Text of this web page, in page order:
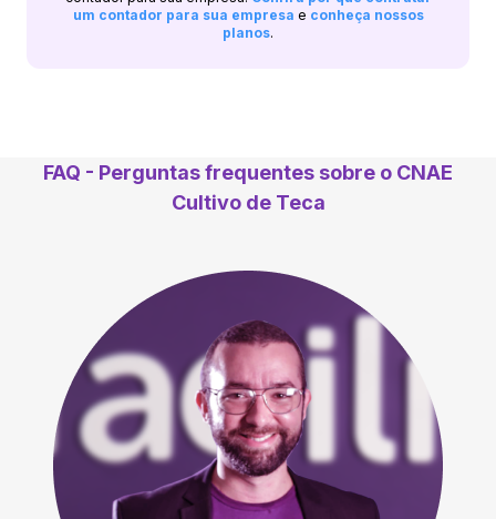
um contador para sua empresa e conheça nossos
planos.
FAQ - Perguntas frequentes sobre o CNAE
Cultivo de Teca